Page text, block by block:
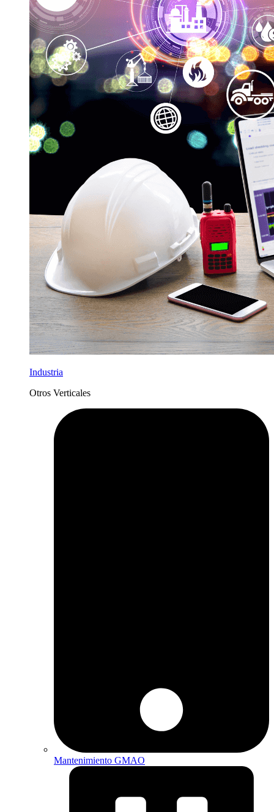
Industria
Otros Verticales
Mantenimiento GMAO